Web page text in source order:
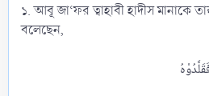
১. আবূ জা‘ফর ত্বাহাবী হাদীস মানাকে
বলেছেন,